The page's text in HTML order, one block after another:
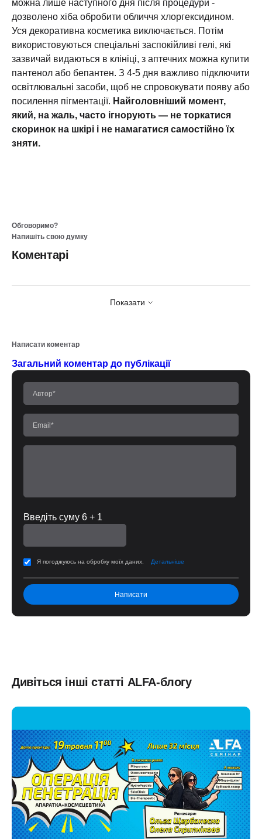
можна лише наступного дня після процедури -
дозволено хіба обробити обличчя хлоргексидином.
Уся декоративна косметика виключається. Потім
використовуються спеціальні заспокійливі гелі, які
зазвичай видаються в клініці, з аптечних можна купити
пантенол або бепантен. З 4-5 дня важливо підключити
освітлювальні засоби, щоб не спровокувати появу або
посилення пігментації. Найголовніший момент,
який, на жаль, часто ігнорують — не торкатися
скоринок на шкірі і не намагатися самостійно їх
зняти.
Обговоримо?
Напишіть свою думку
Коментарі
Показати
Написати коментар
Загальний коментар до публікації
Введіть суму 6 + 1
Я погоджуюсь на обробку моїх даних. Детальніше
Дивіться інші статті ALFA-блогу